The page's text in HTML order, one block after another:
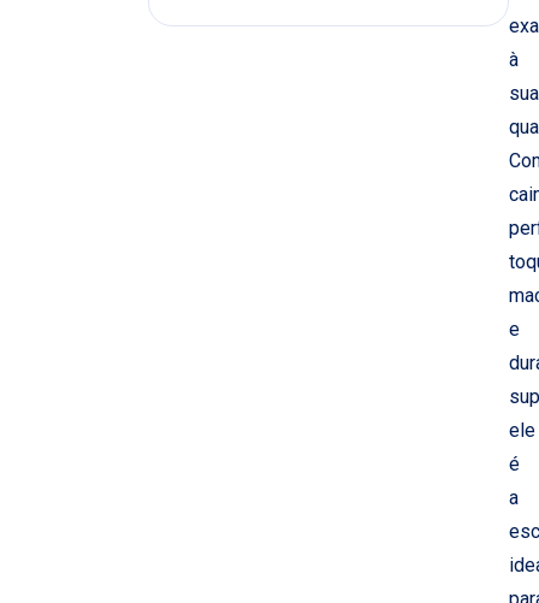
à
sua
e
ele
é
a